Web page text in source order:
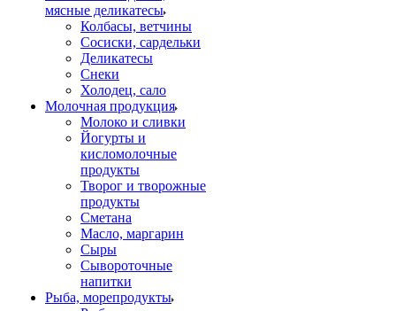
мясные деликатесы
Колбасы, ветчины
Сосиски, сардельки
Деликатесы
Снеки
Холодец, сало
Молочная продукция
Молоко и сливки
Йогурты и
кисломолочные
продукты
Творог и творожные
продукты
Сметана
Масло, маргарин
Сыры
Сывороточные
напитки
Рыба, морепродукты